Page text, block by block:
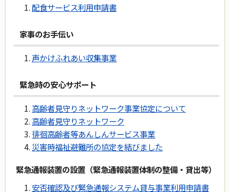
配食サービス利用申請書
家事のお手伝い
声かけふれあい収集事業
緊急時の安心サポート
高齢者見守りネットワーク事業協定について
高齢者見守りネットワーク
徘徊高齢者等あんしんサービス事業
災害時福祉避難所の協定を結びました
緊急通報装置の設置（緊急通報装置体制の整備・貸出等）
安否確認及び緊急通報システム貸与事業利用申請書